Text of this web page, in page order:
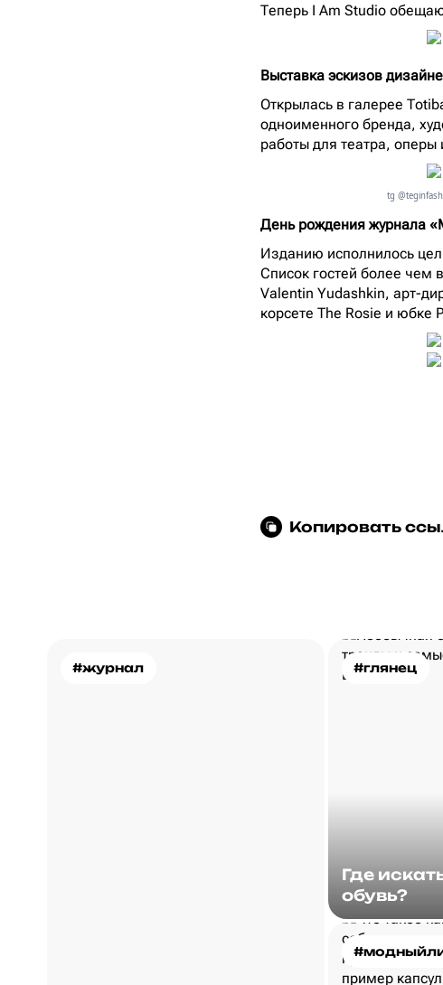
Теперь I Am Studio
Выставка эскизов
Открылась в галерее
одноименного бренда,
работы для театра, оперы
tg
День рождения журнала
Изданию исполнилось
Список гостей более чем
Valentin Yudashkin, арт-
корсете The Rosie и юбке
Копировать
#журнал #глянец
Где
обувь?